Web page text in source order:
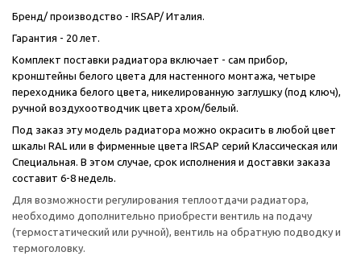
Бренд/ производство - IRSAP/ Италия.
Гарантия - 20 лет.
Комплект поставки радиатора включает - сам прибор,
кронштейны белого цвета для настенного монтажа, четыре
переходника белого цвета, никелированную заглушку (под ключ),
ручной воздухоотводчик цвета хром/белый.
Под заказ эту модель радиатора можно окрасить в любой цвет
шкалы RAL или в фирменные цвета IRSAP серий Классическая или
Специальная. В этом случае, срок исполнения и доставки заказа
составит 6-8 недель.
Для возможности регулирования теплоотдачи радиатора,
необходимо дополнительно приобрести вентиль на подачу
(термостатический или ручной), вентиль на обратную подводку и
термоголовку.